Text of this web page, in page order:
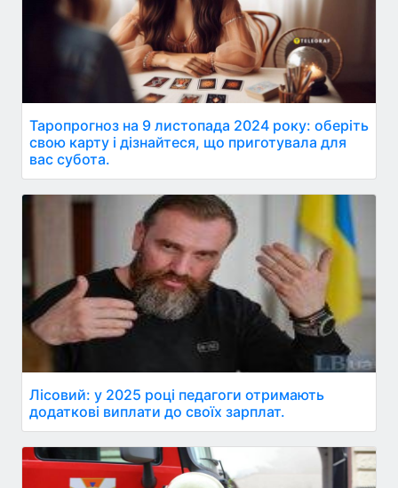
Таропрогноз на 9 листопада 2024 року: оберіть
свою карту і дізнайтеся, що приготувала для
вас субота.
Лісовий: у 2025 році педагоги отримають
додаткові виплати до своїх зарплат.